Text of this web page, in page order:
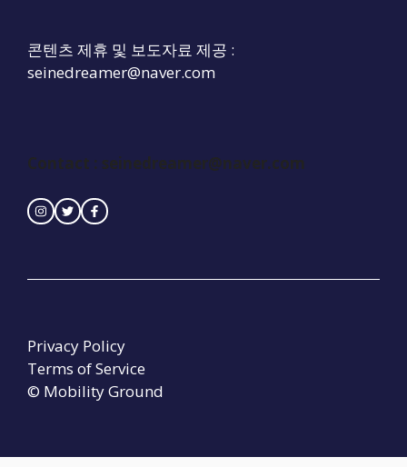
콘텐츠 제휴 및 보도자료 제공 :
seinedreamer@naver.com
Contact : seinedreamer@naver.com
© Mobility Ground
Privacy Policy
Terms of Service